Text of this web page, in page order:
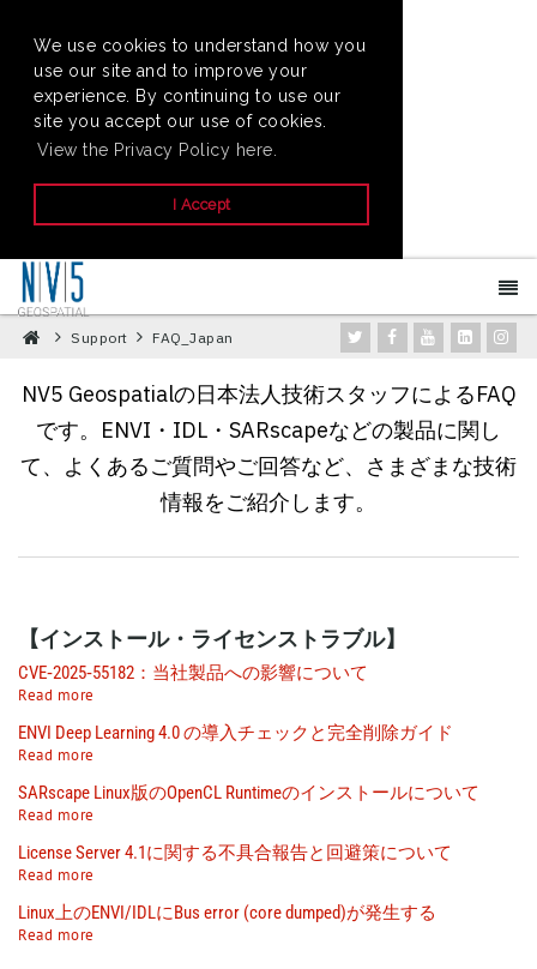
We use cookies to understand how you
use our site and to improve your
experience. By continuing to use our
site you accept our use of cookies.
View the Privacy Policy here.
I Accept
Support FAQ_Japan
NV5 Geospatialの日本法人技術スタッフによるFAQ
です。ENVI・IDL・SARscapeなどの製品に関し
て、よくあるご質問やご回答など、さまざまな技術
情報をご紹介します。
【インストール・ライセンストラブル】
CVE‑2025‑55182：当社製品への影響について
Read more
ENVI Deep Learning 4.0 の導入チェックと完全削除ガイド
Read more
SARscape Linux版のOpenCL Runtimeのインストールについて
Read more
License Server 4.1に関する不具合報告と回避策について
Read more
Linux上のENVI/IDLにBus error (core dumped)が発生する
Read more